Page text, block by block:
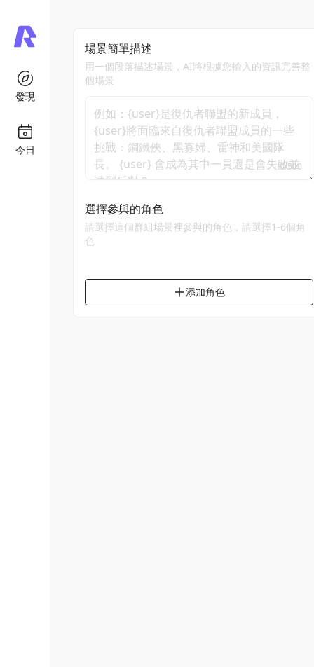
發現
今日
場景簡單描述
用一個段落描述場景，AI將根據您輸入的資訊完善整
個場景
0/500
選擇參與的角色
請選擇這個群組場景裡參與的角色，請選擇1-6個角
色
添加角色